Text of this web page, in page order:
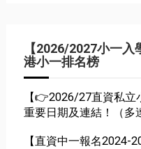
【2026/2027小一
港小一排名榜
【👉2026/27直資私
重要日期及連結！（多
【直資中一報名2024-